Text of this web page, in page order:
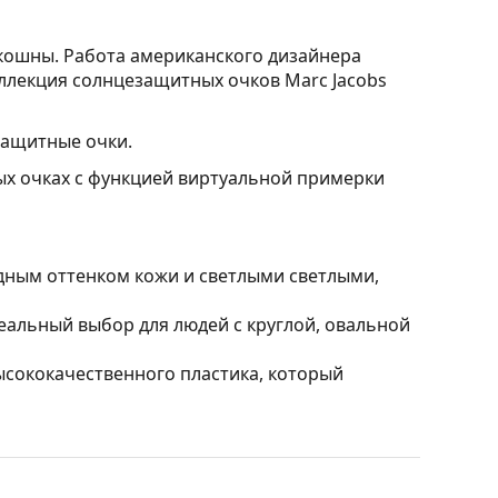
Работа американского дизайнера
солнцезащитных очков Marc Jacobs
очки.
очках с функцией виртуальной примерки
оттенком кожи и светлыми светлыми,
выбор для людей с круглой, овальной
пластика, который
на контрастность и не искажая цвета.